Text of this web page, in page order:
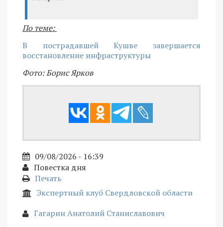
По теме:
В пострадавшей Кушве завершается
восстановление инфраструктуры
Фото: Борис Ярков
09/08/2026 - 16:39
Повестка дня
Печать
Экспертный клуб Свердловской области
Гагарин Анатолий Станиславович